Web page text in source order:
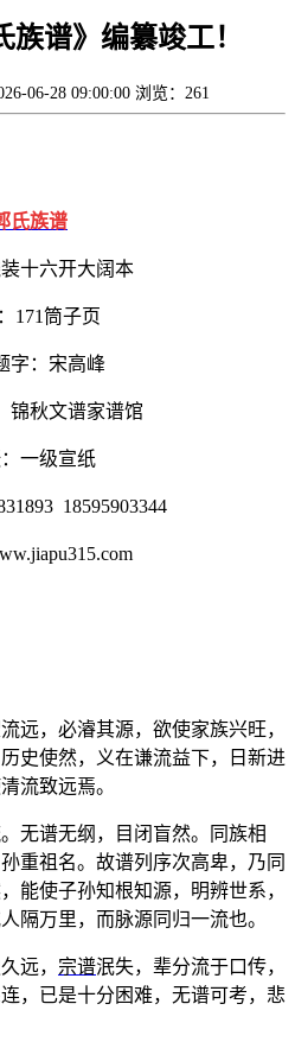
谱》编纂竣工！
06-28 09:00:00 浏览：261
氏族谱
十六开大阔本
171筒子页
字：宋高峰
锦秋文谱家谱馆
一级宣纸
18595903344
远，必濬其源，欲使家族兴旺，
史使然，义在谦流益下，日新进
流致远焉。
无谱无纲，目闭盲然。同族相
重祖名。故谱列序次高卑，乃同
能使子孙知根知源，明辨世系，
隔万里，而脉源同归一流也。
远， 宗谱泯失，辈分流于口传，
，已是十分困难，无谱可考，悲